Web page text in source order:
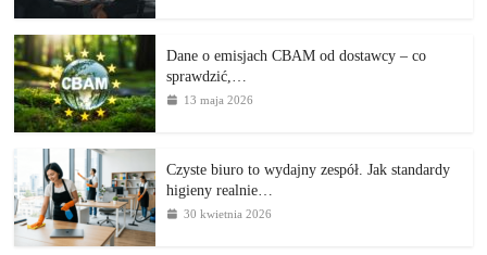
Dane o emisjach CBAM od dostawcy – co
sprawdzić,…
13 maja 2026
Czyste biuro to wydajny zespół. Jak standardy
higieny realnie…
30 kwietnia 2026